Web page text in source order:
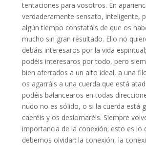
tentaciones para vosotros. En
verdaderamente sensato, inteligente,
algún tiempo constatáis de que os
mucho sin gran resultado. Ello no
debáis interesaros por la vida
podéis interesaros por todo, pero
bien aferrados a un alto ideal, a una
os agarráis a una cuerda que está
podéis balancearos en todas
nudo no es sólido, o si la cuerda está
caeréis y os deslomaréis. Siempre
importancia de la conexión; esto es lo
debemos olvidar: la conexión, la